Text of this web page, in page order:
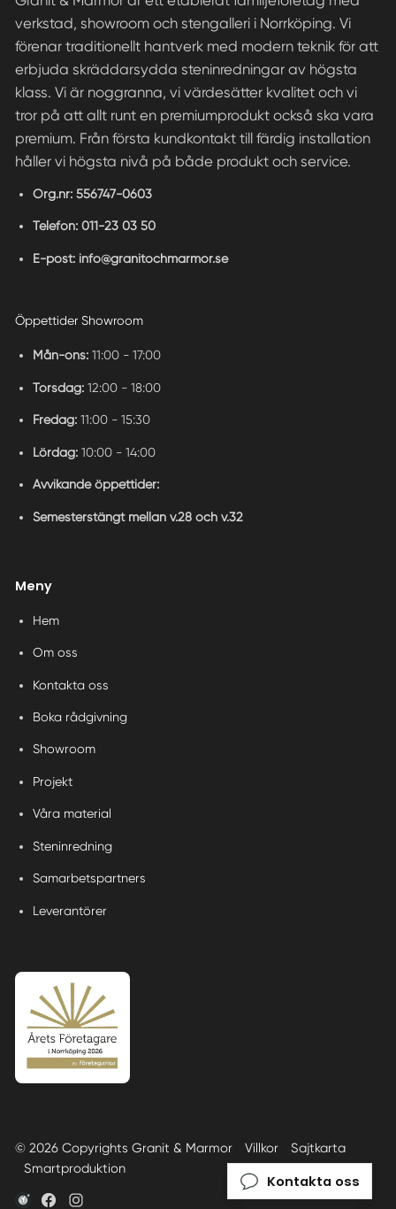
verkstad, showroom och stengalleri i Norrköping. Vi
förenar traditionellt hantverk med modern teknik för att
erbjuda skräddarsydda steninredningar av högsta
klass. Vi är noggranna, vi värdesätter kvalitet och vi
tror på att allt runt en premiumprodukt också ska vara
premium. Från första kundkontakt till färdig installation
håller vi högsta nivå på både produkt och service.
Org.nr: 556747-0603
Telefon: 011-23 03 50
E-post: info@granitochmarmor.se
Öppettider Showroom
Mån-ons: 11:00 - 17:00
Torsdag:12:00 - 18:00
Fredag:11:00 - 15:30
Lördag:10:00 - 14:00
Avvikande öppettider:
Semesterstängt mellan v.28 och v.32
Meny
Hem
Om oss
Kontakta oss
Boka rådgivning
Showroom
Projekt
Våra material
Steninredning
Samarbetspartners
Leverantörer
© 2026 Copyrights Granit & Marmor Villkor
Sajtkarta
Smartproduktion
Kontakta oss